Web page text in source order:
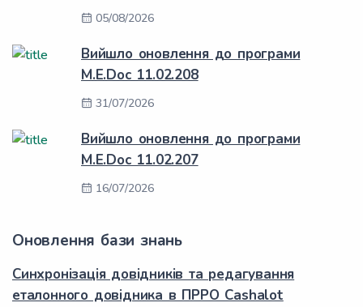
05/08/2026
Вийшло оновлення до програми
M.E.Doc 11.02.208
31/07/2026
Вийшло оновлення до програми
M.E.Doc 11.02.207
16/07/2026
Оновлення бази знань
Синхронізація довідників та редагування
еталонного довідника в ПРРО Cashalot